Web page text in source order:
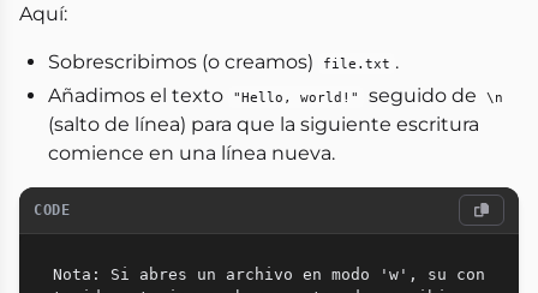
Aquí:
Sobrescribimos (o creamos) file.txt .
Añadimos el texto
"Hello, world!" seguido de \n
(salto de línea) para que la siguiente escritura
comience en una línea nueva.
CODE
Nota: Si abres un archivo en modo 'w', su con